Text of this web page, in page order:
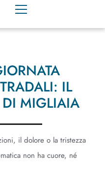
IL
MIGLIAIA
il dolore o la tristezza
non ha cuore, né